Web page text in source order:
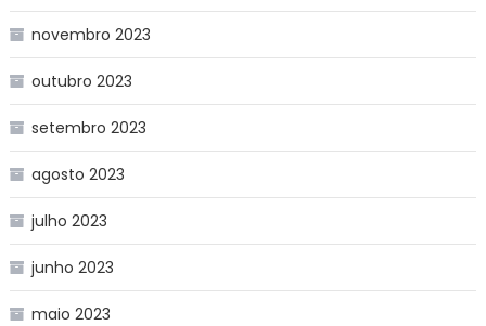
novembro 2023
outubro 2023
setembro 2023
agosto 2023
julho 2023
junho 2023
maio 2023